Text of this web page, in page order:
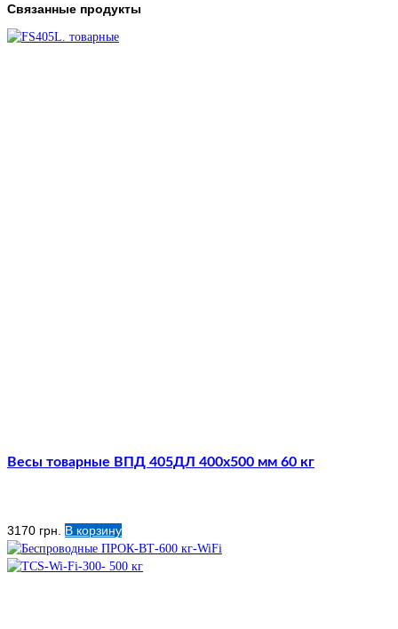
Связанные продукты
Весы товарные ВПД 405ДЛ 400х500 мм 60 кг
3170 грн. В корзину